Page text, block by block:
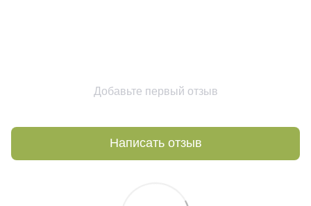
Добавьте первый отзыв
Написать отзыв